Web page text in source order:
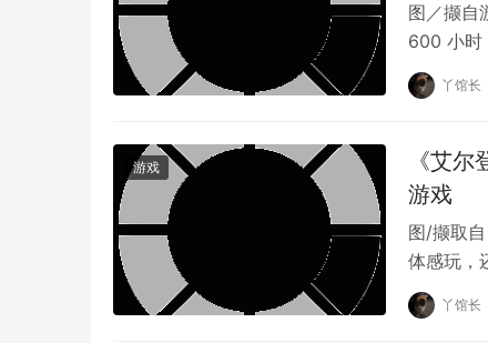
FINAL UPDATE from the tarnished who
refused to level up until he beat the final
又过了两天，DementedEnjoyer 给出了最后的
恩。
原创文章，作者：丫馆长，如若转载，请注明出
图／撷自
600 小时
第一轮终
丫馆长
游戏
《艾
游戏
图/撷取
体感玩，
尔登方向
丫馆长